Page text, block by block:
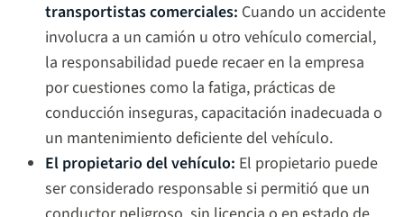
transportistas comerciales: Cuando un accidente
involucra a un camión u otro vehículo comercial,
la responsabilidad puede recaer en la empresa
por cuestiones como la fatiga, prácticas de
conducción inseguras, capacitación inadecuada o
un mantenimiento deficiente del vehículo.
El propietario del vehículo: El propietario puede
ser considerado responsable si permitió que un